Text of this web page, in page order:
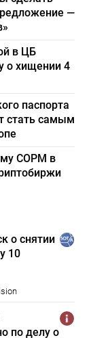
—
в ЦБ
о хищении 4
паспорта
стать самым
СОРМ в